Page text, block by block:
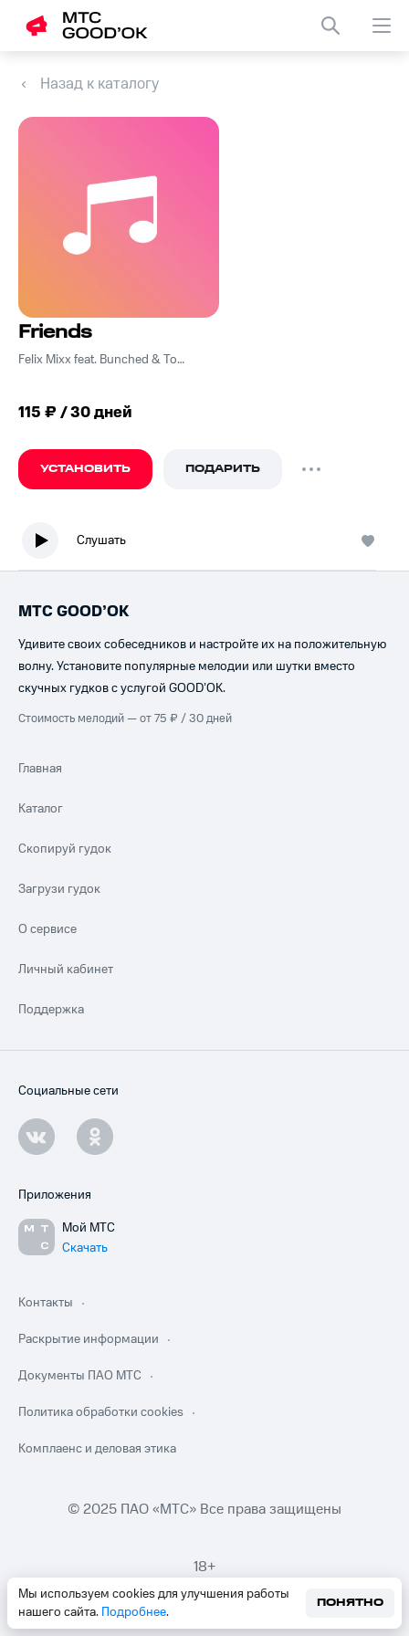
Назад к каталогу
Friends
Felix Mixx feat. Bunched & Tom Bosley
115 ₽ / 30 дней
УСТАНОВИТЬ ПОДАРИТЬ
Слушать
Мы используем cookies для улучшения работы
нашего сайта. Подробнее.
ПОНЯТНО
МТС GOOD’OK
Удивите своих собеседников и настройте их на положительную
волну. Установите популярные мелодии или шутки вместо
скучных гудков с услугой GOOD’OK.
Стоимость мелодий — от 75 ₽ / 30 дней
Главная
Каталог
Скопируй гудок
Загрузи гудок
О сервисе
Личный кабинет
Поддержка
Социальные сети
Приложения
Мой МТС
Скачать
Контакты
Раскрытие информации
Документы ПАО МТС
Политика обработки cookies
Комплаенс и деловая этика
© 2025 ПАО «МТС» Все права защищены
18+